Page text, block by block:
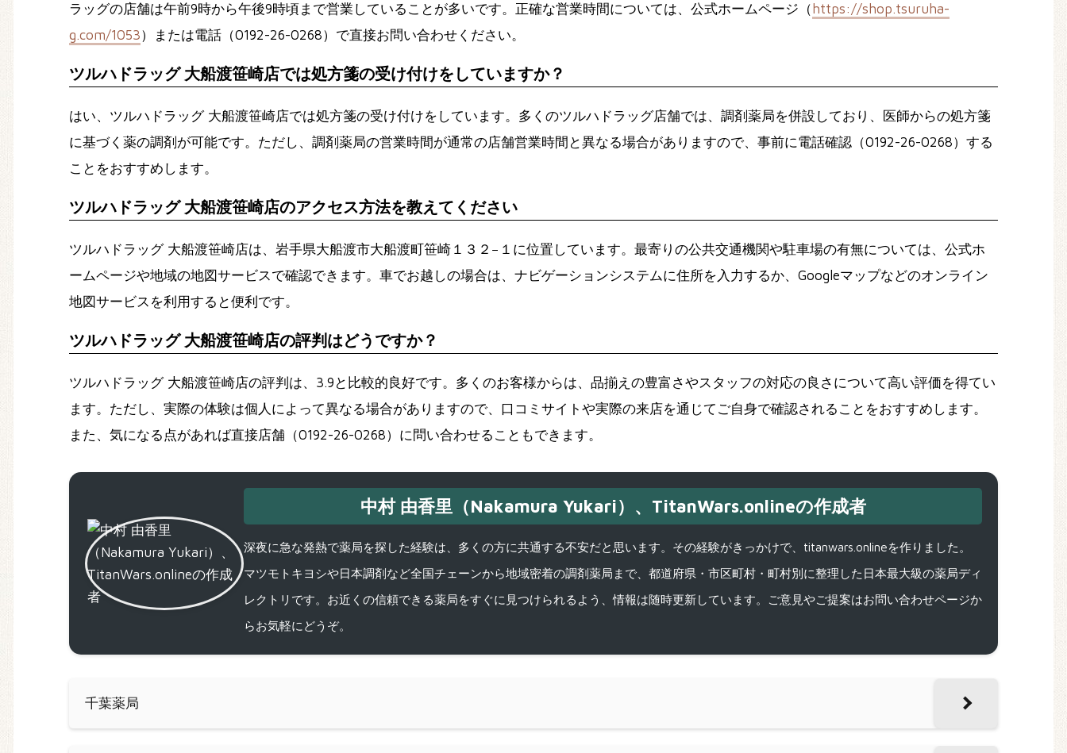
ラッグの店舗は午前9時から午後9時頃まで営業していることが多いです。正確な営業時間については、公式ホームページ（ https://shop.tsuruha-
g.com/1053）または電話（0192-26-0268）で直接お問い合わせください。
ツルハドラッグ 大船渡笹崎店では処方箋の受け付けをしていますか？
はい、ツルハドラッグ 大船渡笹崎店では処方箋の受け付けをしています。多くのツルハドラッグ店舗では、調剤薬局を併設しており、医師からの処方箋
に基づく薬の調剤が可能です。ただし、調剤薬局の営業時間が通常の店舗営業時間と異なる場合がありますので、事前に電話確認（0192-26-0268）する
ことをおすすめします。
ツルハドラッグ 大船渡笹崎店のアクセス方法を教えてください
ツルハドラッグ 大船渡笹崎店は、岩手県大船渡市大船渡町笹崎１３２−１に位置しています。最寄りの公共交通機関や駐車場の有無については、公式ホ
ームページや地域の地図サービスで確認できます。車でお越しの場合は、ナビゲーションシステムに住所を入力するか、Googleマップなどのオンライン
地図サービスを利用すると便利です。
ツルハドラッグ 大船渡笹崎店の評判はどうですか？
ツルハドラッグ 大船渡笹崎店の評判は、3.9と比較的良好です。多くのお客様からは、品揃えの豊富さやスタッフの対応の良さについて高い評価を得てい
ます。ただし、実際の体験は個人によって異なる場合がありますので、口コミサイトや実際の来店を通じてご自身で確認されることをおすすめします。
また、気になる点があれば直接店舗（0192-26-0268）に問い合わせることもできます。
中村 由香里（Nakamura Yukari）、TitanWars.onlineの作成者
深夜に急な発熱で薬局を探した経験は、多くの方に共通する不安だと思います。その経験がきっかけで、titanwars.onlineを作りました。
マツモトキヨシや日本調剤など全国チェーンから地域密着の調剤薬局まで、都道府県・市区町村・町村別に整理した日本最大級の薬局ディ
レクトリです。お近くの信頼できる薬局をすぐに見つけられるよう、情報は随時更新しています。ご意見やご提案はお問い合わせページか
らお気軽にどうぞ。
千葉薬局